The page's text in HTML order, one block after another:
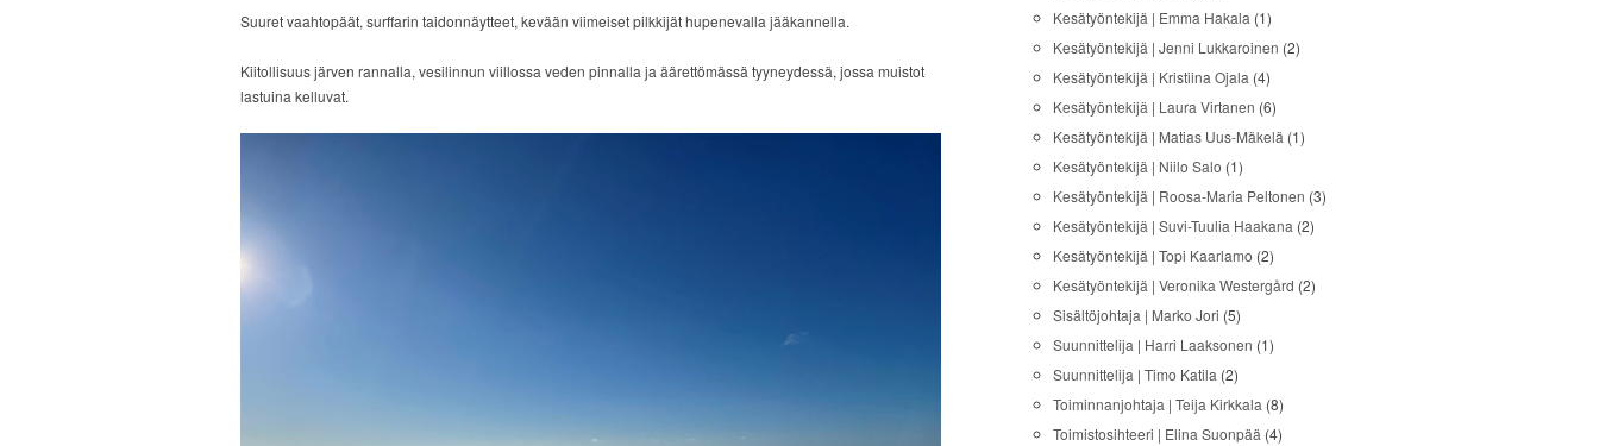
Suuret vaahtopäät, surffarin taidonnäytteet, kevään viimeiset pilkkijät hupenevalla jääkannella.
Kiitollisuus järven rannalla, vesilinnun viillossa veden pinnalla ja äärettömässä tyyneydessä, jossa muistot
lastuina kelluvat.
Kesätyöntekijä | Emma Hakala (1)
Kesätyöntekijä | Jenni Lukkaroinen (2)
Kesätyöntekijä | Kristiina Ojala (4)
Kesätyöntekijä | Laura Virtanen (6)
Kesätyöntekijä | Matias Uus-Mäkelä (1)
Kesätyöntekijä | Niilo Salo (1)
Kesätyöntekijä | Roosa-Maria Peltonen (3)
Kesätyöntekijä | Suvi-Tuulia Haakana (2)
Kesätyöntekijä | Topi Kaarlamo (2)
Kesätyöntekijä | Veronika Westergård (2)
Sisältöjohtaja | Marko Jori (5)
Suunnittelija | Harri Laaksonen (1)
Suunnittelija | Timo Katila (2)
Toiminnanjohtaja | Teija Kirkkala (8)
Toimistosihteeri | Elina Suonpää (4)